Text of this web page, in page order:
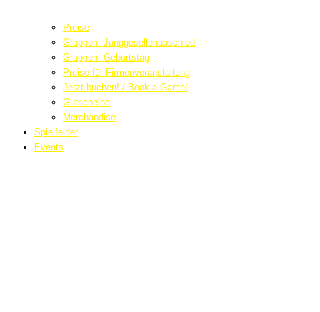
Preise
Gruppen: Junggesellenabschied
Gruppen: Geburtstag
Preise für Firmenveranstaltung
Jetzt buchen! / Book a Game!
Gutscheine
Merchandise
Spielfelder
Events